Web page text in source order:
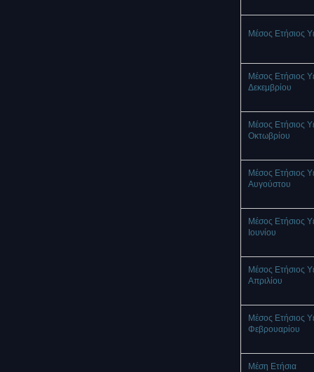
Μέσος Ετήσιος
Μέσος Ετήσιος
Δεκεμβρίου
Μέσος Ετήσιος
Οκτωβρίου
Μέσος Ετήσιος
Αυγούστου
Μέσος Ετήσιος
Ιουνίου
Μέσος Ετήσιος
Απριλίου
Μέσος Ετήσιος
Φεβρουαρίου
Μέση Ετήσια